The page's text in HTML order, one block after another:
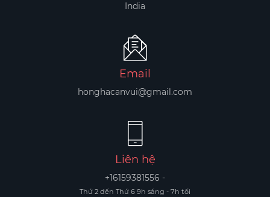
India
Email
honghacanvui@gmail.com
Liên hệ
+16159381556 -
Thứ 2 đến Thứ 6 9h sáng - 7h tối